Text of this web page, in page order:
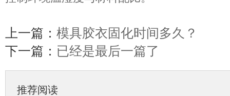
上一篇： 模具胶衣固化时间多久？
下一篇： 已经是最后一篇了
推荐阅读